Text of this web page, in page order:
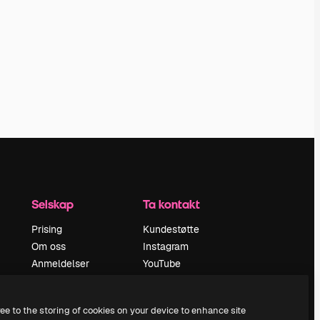
Selskap
Prising
Om oss
Anmeldelser
Blogg
Ta kontakt
Kundestøtte
Instagram
YouTube
Discord
to the storing of cookies on your device to enhance site